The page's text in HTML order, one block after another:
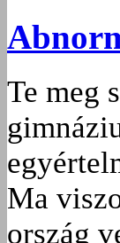
Te meg
Ma
ország